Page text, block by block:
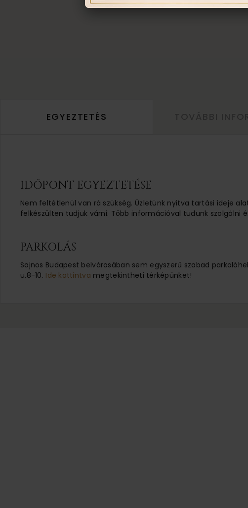
EGYEZTETÉS
IDŐPONT EGYEZTETÉSE
Nem feltétlenül van rá szükség. Üzletünk nyitva tartási ideje
felkészülten tudjuk várni. Több információval tudunk szolgálni
PARKOLÁS
Sajnos Budapest belvárosában sem egyszerű szabad
u.8-10. Ide kattintva megtekintheti térképünket!